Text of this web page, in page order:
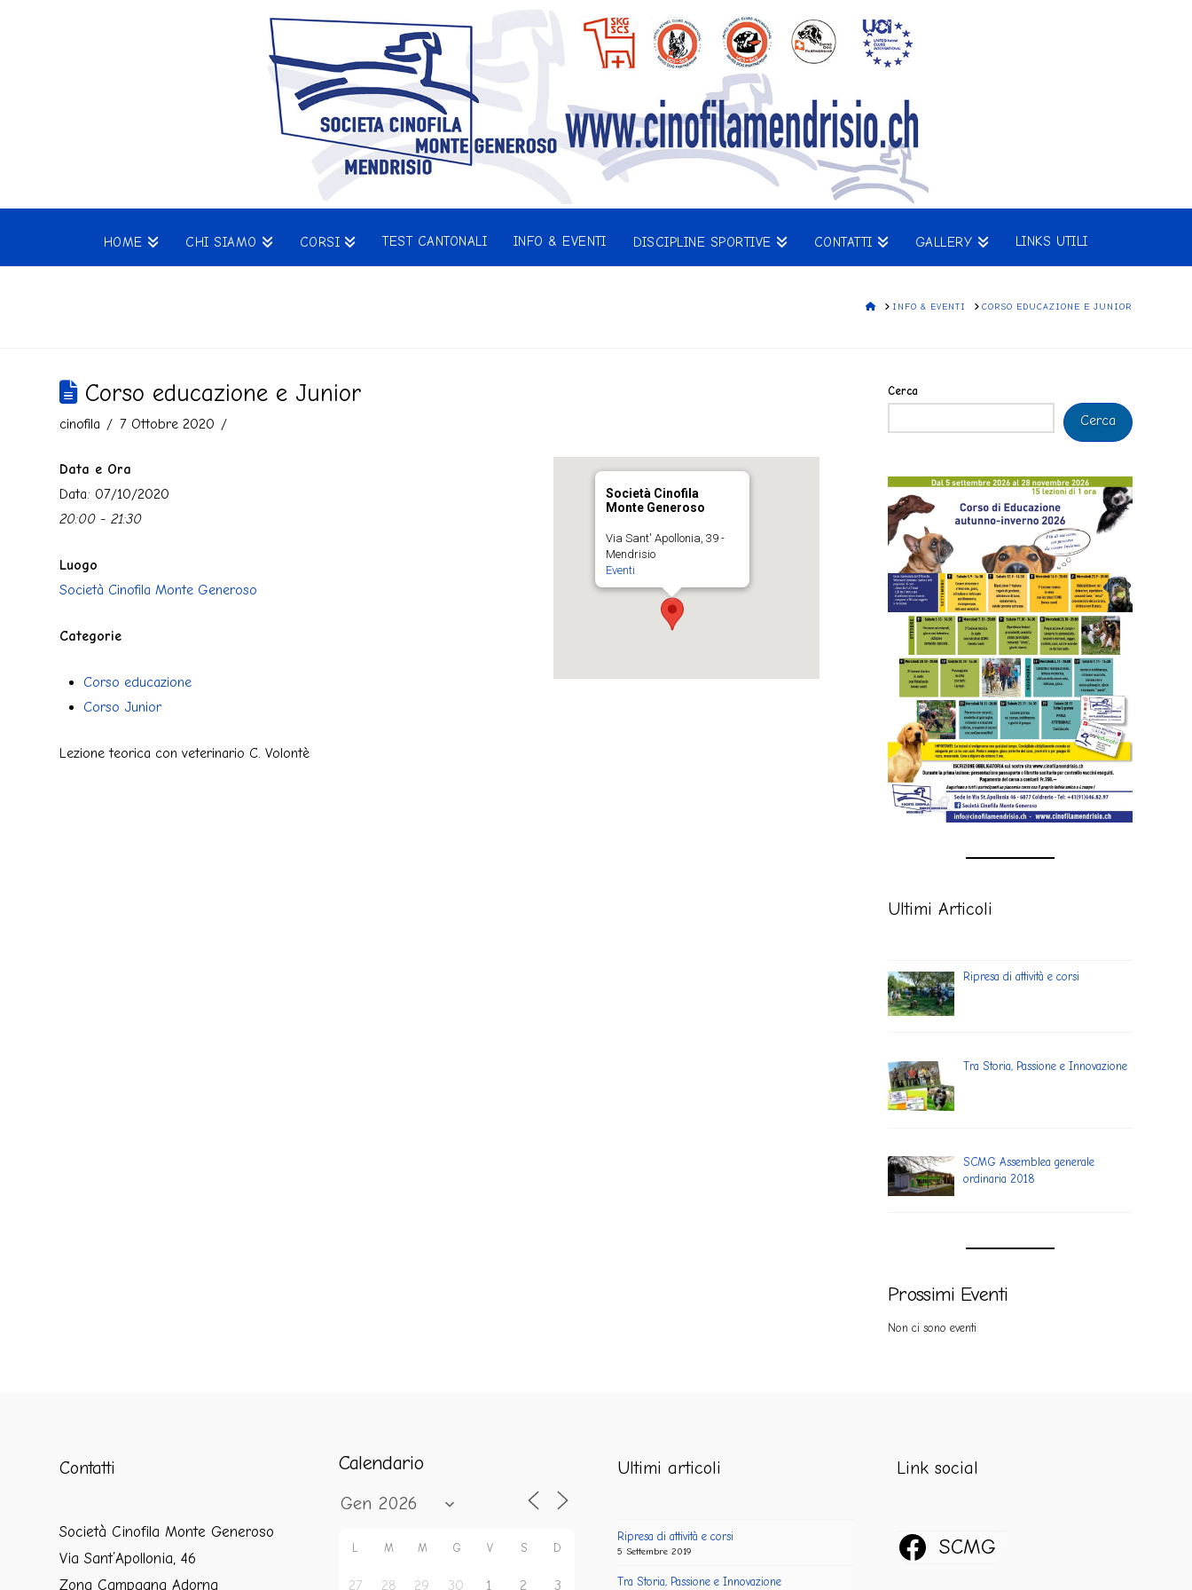
HOME CHI SIAMO CORSI TEST CANTONALI INFO & EVENTI DISCIPLINE SPORTIVE CONTATTI GALLERY LINKS UTILI
HOMEINFO & EVENTI CORSO EDUCAZIONE E JUNIOR
Corso educazione e Junior
cinofila 7 Ottobre 2020
Società Cinofila
Monte Generoso
Via Sant' Apollonia, 39 -
Mendrisio
Eventi
Data e Ora
Data: 07/10/2020
20:00 - 21:30
Luogo
Società Cinofila Monte Generoso
Categorie
Corso educazione
Corso Junior
Lezione teorica con veterinario C. Volontè
Cerca
Cerca
Ultimi Articoli
Ripresa di attività e corsi
Tra Storia, Passione e Innovazione
SCMG Assemblea generale
ordinaria 2018
Prossimi Eventi
Non ci sono eventi
Contatti
Società Cinofila Monte Generoso
Via Sant’Apollonia, 46
Zona Campagna Adorna
Calendario
L M M G V S D
27 28 29 30 1 2 3
Ultimi articoli
Ripresa di attività e corsi
5 Settembre 2019
Tra Storia, Passione e Innovazione
Link social
SCMG